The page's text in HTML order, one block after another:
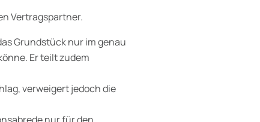
Vertragspartner.
Grundstück nur im genau
Er teilt zudem
verweigert jedoch die